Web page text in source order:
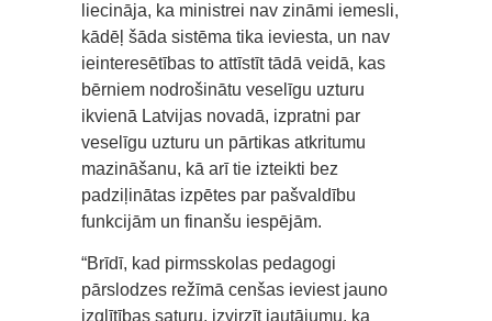
liecināja, ka ministrei nav zināmi iemesli,
kādēļ šāda sistēma tika ieviesta, un nav
ieinteresētības to attīstīt tādā veidā, kas
bērniem nodrošinātu veselīgu uzturu
ikvienā Latvijas novadā, izpratni par
veselīgu uzturu un pārtikas atkritumu
mazināšanu, kā arī tie izteikti bez
padziļinātas izpētes par pašvaldību
funkcijām un finanšu iespējām.
“Brīdī, kad pirmsskolas pedagogi
pārslodzes režīmā cenšas ieviest jauno
izglītības saturu, izvirzīt jautājumu, ka